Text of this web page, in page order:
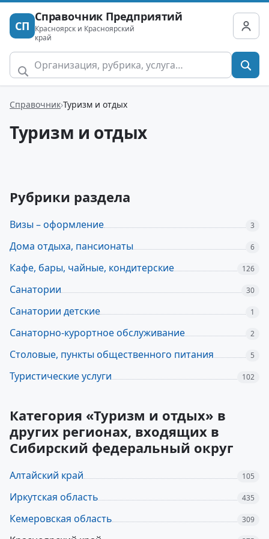
СП
Справочник Предприятий
Красноярск и Красноярский
край
Справочник Туризм и отдых
Туризм и отдых
Рубрики раздела
Визы – оформление 3
Дома отдыха, пансионаты 6
Кафе, бары, чайные, кондитерские 126
Санатории 30
Санатории детские 1
Санаторно-курортное обслуживание 2
Столовые, пункты общественного питания 5
Туристические услуги 102
Категория «Туризм и отдых» в
других регионах, входящих в
Сибирский федеральный округ
Алтайский край 105
Иркутская область 435
Кемеровская область 309